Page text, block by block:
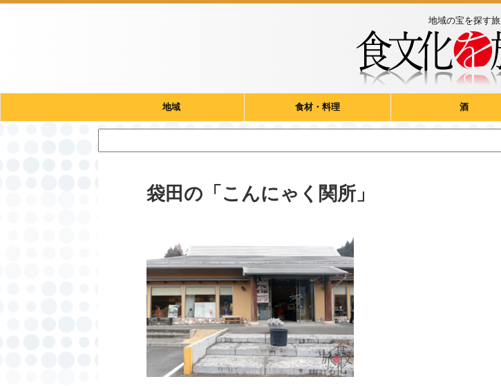
地域の宝を探す旅
地域 食材・料理 酒
袋田の「こんにゃく関所」